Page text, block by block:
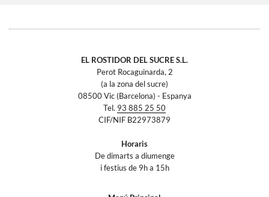
EL ROSTIDOR DEL SUCRE S.L.
Perot Rocaguinarda, 2
(a la zona del sucre)
08500 Vic (Barcelona) - Espanya
Tel. 93 885 25 50
CIF/NIF B22973879
Horaris
De dimarts a diumenge
i festius de 9h a 15h